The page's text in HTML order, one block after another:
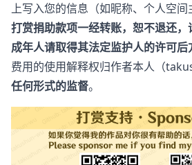
上写入您的信息（如昵称、个人空间
打赏捐助款项一经转账，恕不退还
成年人请取得其法定监护人的许可后
费用的使用解释权归作者本人（
任何形式的监督。